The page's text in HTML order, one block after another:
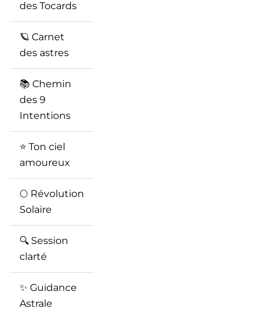
des Tocards
🪐 Carnet
des astres
📚 Chemin
des 9
Intentions
⭐️ Ton ciel
amoureux
🌕 Révolution
Solaire
🔍 Session
clarté
✨ Guidance
Astrale